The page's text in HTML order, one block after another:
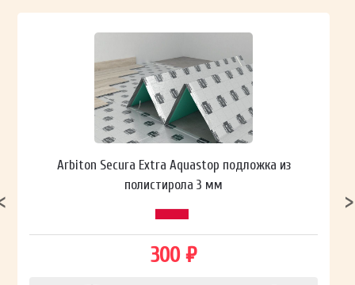
Arbiton Secura Extra Aquastop подложка из
полистирола 3 мм
300 ₽